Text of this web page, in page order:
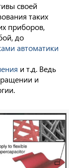
своей
таких
приборов,
до
автоматики
и т.д. Ведь
и